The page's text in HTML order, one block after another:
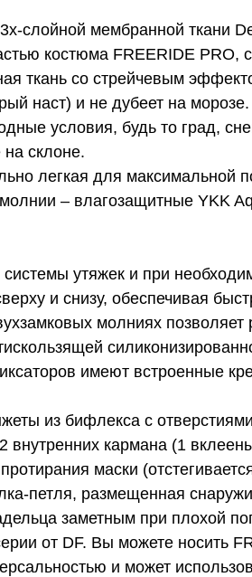
слойной мембранной ткани
костюма FREERIDE PRO,
ткань со стрейчевым
наст) и не дубеет на
условия, будь то град,
склоне.
легкая для
– влагозащитные YKK
утяжек и при
и снизу, обеспечивая
молниях
имеют встроенные
из бифлекса с
кармана (1
маски
петля, размещенная
заметным при плохой
от DF. Вы можете носить
и может